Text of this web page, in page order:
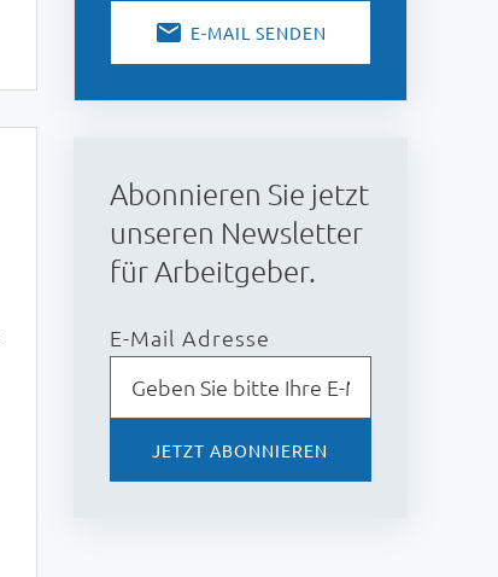
E-MAIL SENDEN
Abonnieren Sie jetzt
unseren Newsletter
für Arbeitgeber.
E-Mail Adresse
JETZT ABONNIEREN